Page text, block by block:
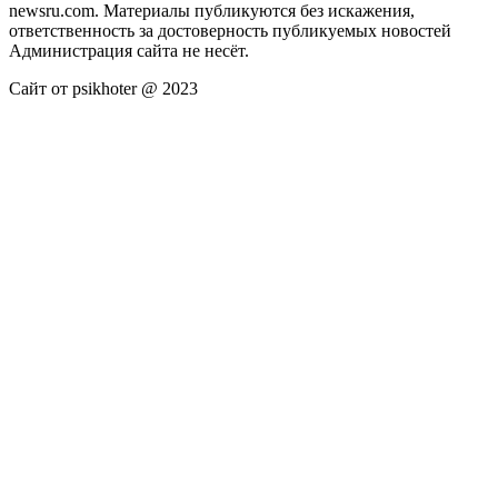
newsru.com. Материалы публикуются без искажения,
ответственность за достоверность публикуемых новостей
Администрация сайта не несёт.
Сайт от psikhoter @ 2023